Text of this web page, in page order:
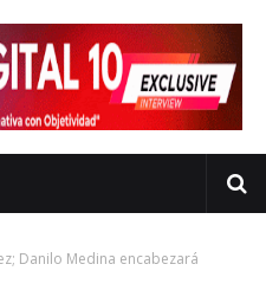
Danilo Medina encabezará